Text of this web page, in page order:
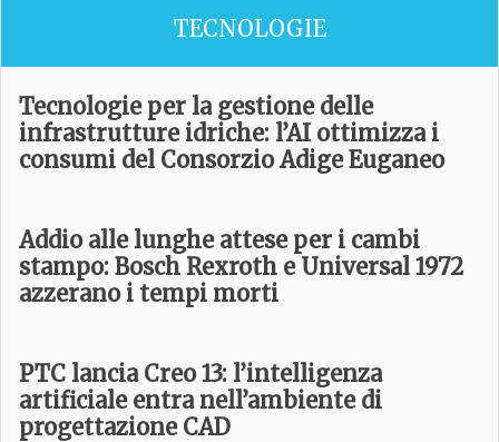
TECNOLOGIE
Tecnologie per la gestione delle
infrastrutture idriche: l’AI ottimizza i
consumi del Consorzio Adige Euganeo
Addio alle lunghe attese per i cambi
stampo: Bosch Rexroth e Universal 1972
azzerano i tempi morti
PTC lancia Creo 13: l’intelligenza
artificiale entra nell’ambiente di
progettazione CAD